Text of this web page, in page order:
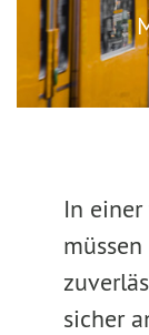
In
sicher